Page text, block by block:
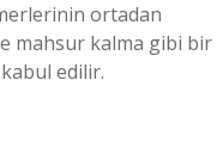
ortadan
mahsur kalma gibi bir
edilir.